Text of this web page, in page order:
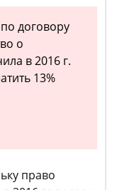
договору
о
в 2016 г.
13%
право